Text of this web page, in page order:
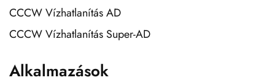
CCCW Vízhatlanítás AD
CCCW Vízhatlanítás Super-AD
Alkalmazások